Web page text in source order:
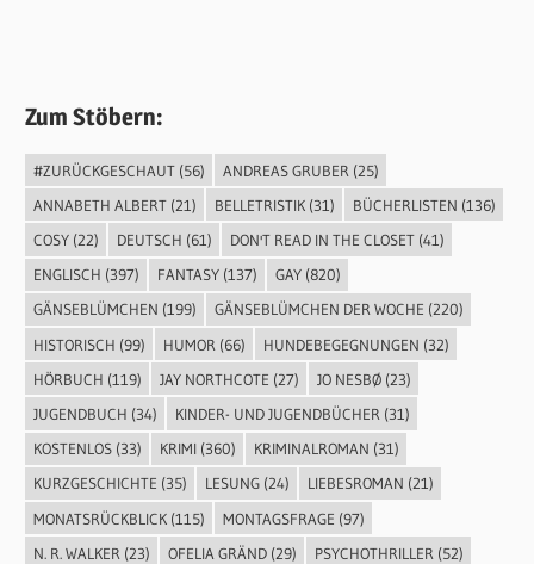
Zum Stöbern:
#ZURÜCKGESCHAUT(56) ANDREAS GRUBER (25)
ANNABETH ALBERT(21) BELLETRISTIK(31) BÜCHERLISTEN (136)
COSY(22) DEUTSCH (61) DON'T READ IN THE CLOSET(41)
ENGLISCH (397) FANTASY(137) GAY(820)
GÄNSEBLÜMCHEN (199) GÄNSEBLÜMCHEN DER WOCHE (220)
HISTORISCH (99) HUMOR (66) HUNDEBEGEGNUNGEN (32)
HÖRBUCH (119) JAY NORTHCOTE (27) JO NESBØ(23)
JUGENDBUCH (34) KINDER- UND JUGENDBÜCHER (31)
KOSTENLOS(33) KRIMI(360) KRIMINALROMAN (31)
KURZGESCHICHTE (35) LESUNG(24) LIEBESROMAN (21)
MONATSRÜCKBLICK(115) MONTAGSFRAGE (97)
N. R. WALKER (23) OFELIA GRÄND(29) PSYCHOTHRILLER (52)